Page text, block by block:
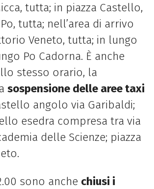
tutta; in piazza Castello,
tutta; nell’area di arrivo
Veneto, tutta; in lungo
Po Cadorna. È anche
stesso orario, la
sospensione delle aree taxi
angolo via Garibaldi;
esedra compresa tra via
delle Scienze; piazza
sono anche chiusi i